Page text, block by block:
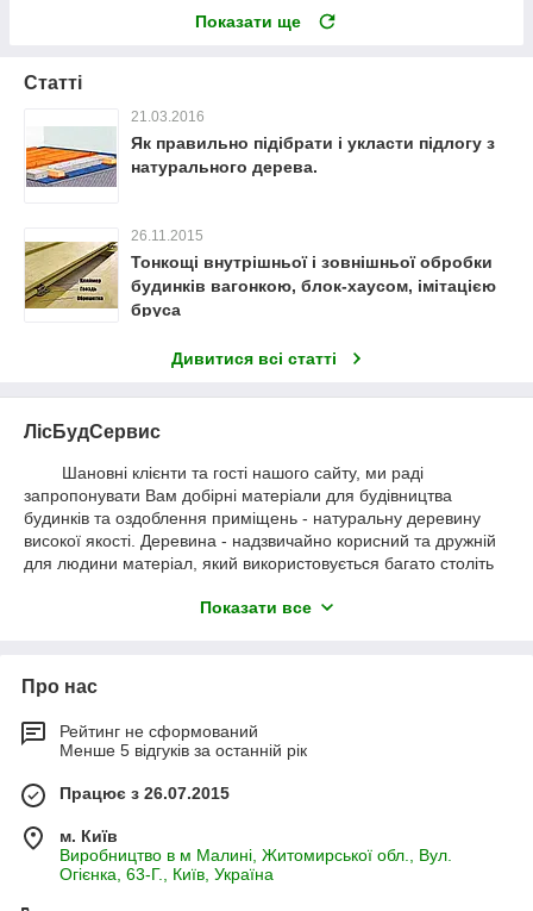
Показати ще
Статті
21.03.2016
Як правильно підібрати і укласти підлогу з
натурального дерева.
26.11.2015
Тонкощі внутрішньої і зовнішньої обробки
будинків вагонкою, блок-хаусом, імітацією
бруса
Дивитися всі статті
ЛісБудСервис
Шановні клієнти та гості нашого сайту, ми раді
запропонувати Вам добірні матеріали для будівництва
будинків та оздоблення приміщень - натуральну деревину
високої якості. Деревина - надзвичайно корисний та дружній
для людини матеріал, який використовується багато століть
«ЛесБудСервіс» постійно удосконалює технологічний процес
технічної досконалості і зовнішнім виглядом. Наша
компанія використовує пиломатеріали власного виробництва,
що робить будівництво не тільки більш доступним, а й
дозволяє контролювати якість представленої на сайті
продукцію, викладені на сайті в розділі - Технічні умови.
те, що на нашому сайті завжди вказані тільки актуальні
ціни!
Наявність товару Ви завжди можете уточнити,
Показати все
Про нас
Рейтинг не сформований
Менше 5 відгуків за останній рік
Працює з 26.07.2015
м. Київ
Виробництво в м Малині, Житомирської обл., Вул.
Огієнка, 63-Г., Київ, Україна